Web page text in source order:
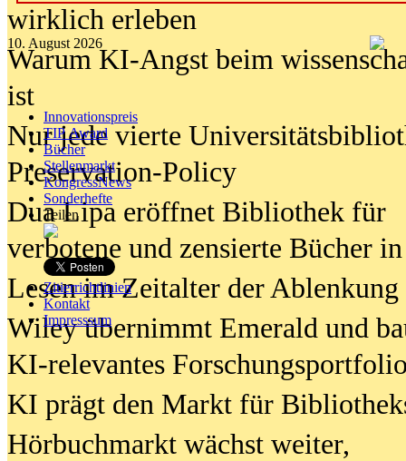
10. August 2026
Innovationspreis
TIP Award
Bücher
Stellenmarkt
KongressNews
Sonderhefte
Teilen
Zitierrichtlinien
Kontakt
Impresssum
wirklich erleben
Warum KI-Angst beim
ist
Nur jede vierte
Preservation-Policy
Dua Lipa eröffnet Bibliothek für
verbotene und zensierte Bücher
Lesen im Zeitalter der Ablenkung
Wiley übernimmt Emerald und
KI-relevantes
KI prägt den Markt für
Hörbuchmarkt wächst weiter,